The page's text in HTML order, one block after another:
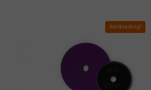
Aanbieding!
heeft
meerdere
variaties.
Deze